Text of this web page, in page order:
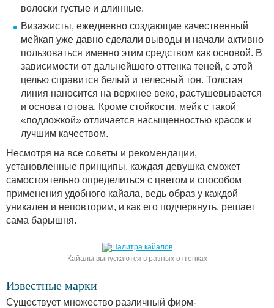
волоски густые и длинные.
Визажисты, ежедневно создающие качественный
мейкап уже давно сделали выводы и начали активно
пользоваться именно этим средством как основой. В
зависимости от дальнейшего оттенка теней, с этой
целью справится белый и телесный тон. Толстая
линия наносится на верхнее веко, растушевывается
и основа готова. Кроме стойкости, мейк с такой
«подложкой» отличается насыщенностью красок и
лучшим качеством.
Несмотря на все советы и рекомендации,
установленные принципы, каждая девушка сможет
самостоятельно определиться с цветом и способом
применения удобного кайала, ведь образ у каждой
уникален и неповторим, и как его подчеркнуть, решает
сама барышня.
Кайалы выпускаются в разных оттенках
Известные марки
Существует множество различный фирм-